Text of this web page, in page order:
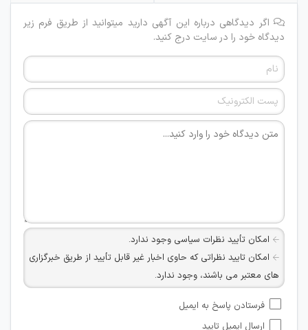
اگر دیدگاهی درباره این آگهی دارید میتوانید از طریق فرم زیر
دیدگاه خود را در سایت درج کنید.
امکان تأیید نظرات سیاسی وجود ندارد.
امکان تایید نظراتی که حاوی اخبار غیر قابل تأیید از طریق خبرگزاری
های معتبر می باشند، وجود ندارد.
شبکه های مجازی ارتباطی می باشند وجود ندارد.
فرستادن پاسخ به ایمیل
ارسال ایمیل تایید